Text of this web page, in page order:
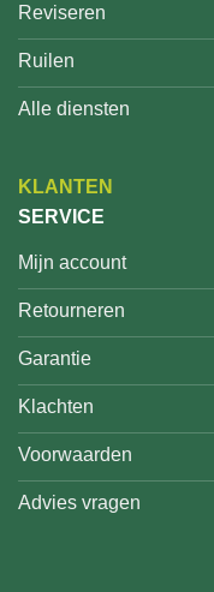
Reviseren
Ruilen
Alle diensten
KLANTEN
SERVICE
Mijn account
Retourneren
Garantie
Klachten
Voorwaarden
Advies vragen